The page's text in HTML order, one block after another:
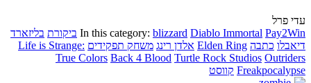
עדי פרל
In this category: blizzard Diablo Immortal Pay2Win ביקורת בליזארד
דיאבלו כתבה Elden Ring אלדן רינג משחק תפקידים Life is Strange:
True Colors Back 4 Blood Turtle Rock Studios Outriders
Freakpocalypse קווסט